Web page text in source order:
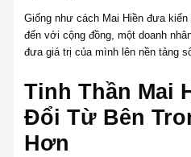
Giống như cách Mai Hiền đưa
đến với cộng đồng, một doanh
đưa giá trị của mình lên nền tảng
Tinh Thần Mai
Đổi Từ Bên
Hơn